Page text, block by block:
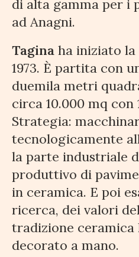
di alta gamma per i
ad Anagni.
Tagina ha iniziato
1973. È partita con
duemila metri
circa 10.000 mq con
Strategia:
tecnologicamente
la parte industriale
produttivo di
in ceramica. E poi
ricerca, dei valori
tradizione ceramica
decorato a mano.